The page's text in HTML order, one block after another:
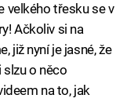
velkého třesku se v
Ačkoliv si na
již nyní je jasné, že
slzu o něco
na to, jak